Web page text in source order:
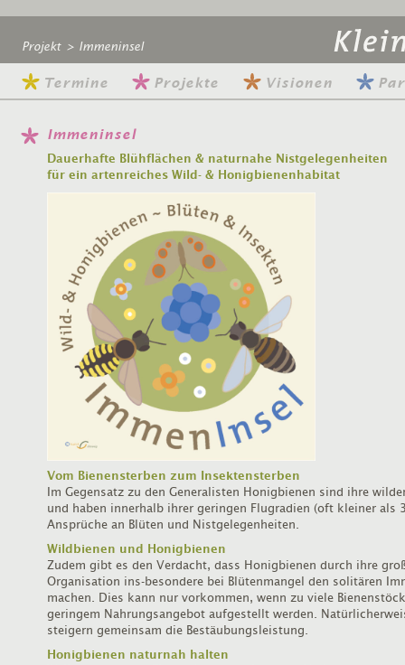
Projekt > Immeninsel
Termine Projekte Visionen
Immeninsel
Dauerhafte Blühflächen & naturnahe Nistgelegenheiten
für ein artenreiches Wild- & Honigbienenhabitat
Vom Bienensterben zum Insektensterben
Im Gegensatz zu den Generalisten Honigbienen sind ihre
und haben innerhalb ihrer geringen Flugradien (oft kleiner als
Ansprüche an Blüten und Nistgelegenheiten.
Wildbienen und Honigbienen
Zudem gibt es den Verdacht, dass Honigbienen durch ihre
Organisation ins-besondere bei Blütenmangel den solitären
machen. Dies kann nur vorkommen, wenn zu viele
geringem Nahrungsangebot aufgestellt werden.
steigern gemeinsam die Bestäubungsleistung.
Honigbienen naturnah halten